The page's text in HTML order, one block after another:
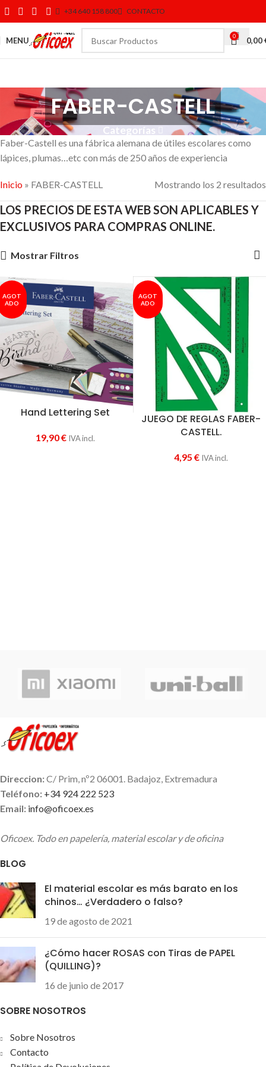
+34 640 158 800 CONTACTO
MENU 0 0,00
FABER-CASTELL
Categorías
Faber-Castell es una fábrica alemana de útiles escolares como
lápices, plumas…etc con más de 250 años de experiencia
Inicio » FABER-CASTELL Mostrando los 2 resultados
LOS PRECIOS DE ESTA WEB SON APLICABLES Y
EXCLUSIVOS PARA COMPRAS ONLINE.
Mostrar Filtros
AGOT
ADO
Hand Lettering Set
19,90€ IVA incl.
AGOT
ADO
JUEGO DE REGLAS FABER-
CASTELL.
4,95 € IVA incl.
Direccion:C/ Prim, nº2 06001. Badajoz, Extremadura
Teléfono: +34 924 222 523
Email: info@oficoex.es
Oficoex. Todo en papelería, material escolar y de oficina
BLOG
El material escolar es más barato en los
chinos… ¿Verdadero o falso?
19 de agosto de 2021
¿Cómo hacer ROSAS con Tiras de PAPEL
(QUILLING)?
16 de junio de 2017
SOBRE NOSOTROS
Sobre Nosotros
Contacto